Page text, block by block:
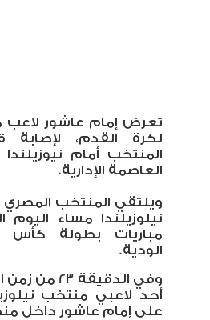
تعرض إمام عاشور لاعب
لكرة القدم، لإصابة
المنتخب أمام
العاصمة الإدارية.
ويلتقي المنتخب
نيلوزيلندا مساء
مباريات بطولة كأس
الودية.
وفي الدقيقة
أحد لاعبي منتخب
على إمام عاشور داخل